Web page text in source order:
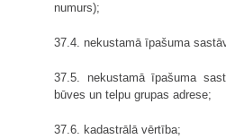
numurs);
37.4. nekustamā īpašuma
37.5. nekustamā īpašuma
būves un telpu grupas adrese;
37.6. kadastrālā vērtība;